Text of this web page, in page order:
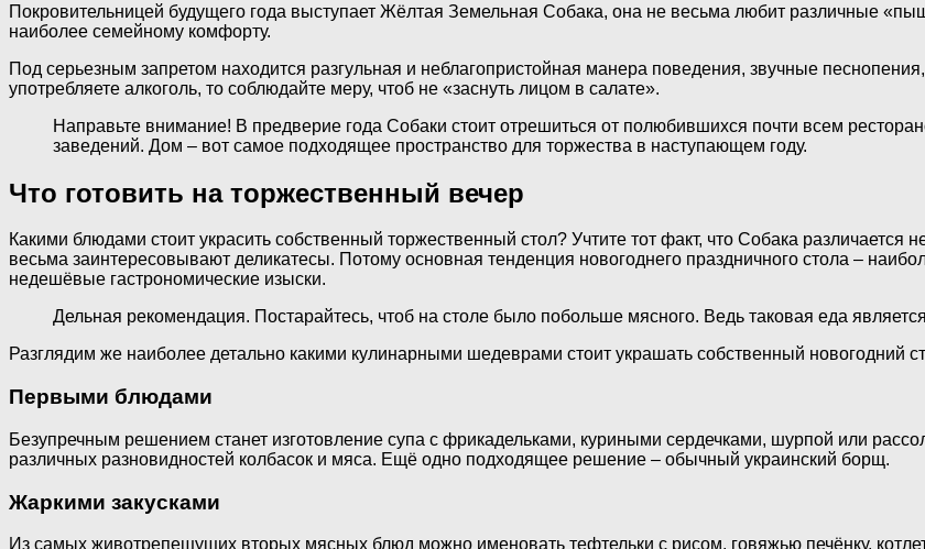
Покровительницей будущего года выступает Жёлтая Земельная Собака, она не весьма любит различные
наиболее семейному комфорту.
Под серьезным запретом находится разгульная и неблагопристойная манера поведения, звучные
употребляете алкоголь, то соблюдайте меру, чтоб не «заснуть лицом в салате».
Направьте внимание! В предверие года Собаки стоит отрешиться от полюбившихся почти всем
заведений. Дом – вот самое подходящее пространство для торжества в наступающем году.
Что готовить на торжественный вечер
Какими блюдами стоит украсить собственный торжественный стол? Учтите тот факт, что Собака
весьма заинтересовывают деликатесы. Потому основная тенденция новогоднего праздничного стола –
недешёвые гастрономические изыски.
Дельная рекомендация. Постарайтесь, чтоб на столе было побольше мясного. Ведь таковая еда
Разглядим же наиболее детально какими кулинарными шедеврами стоит украшать собственный новогодний
Первыми блюдами
Безупречным решением станет изготовление супа с фрикадельками, куриными сердечками, шурпой или
различных разновидностей колбасок и мяса. Ещё одно подходящее решение – обычный украинский борщ.
Жаркими закусками
Из самых животрепещущих вторых мясных блюд можно именовать тефтельки с рисом, говяжью печёнку,